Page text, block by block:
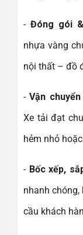
- Đóng gói
nhựa vàng
nội thất – đồ
-Vận
Xe tải đạt
hẻm nhỏ
- Bốc xếp,
nhanh chóng,
cầu khách